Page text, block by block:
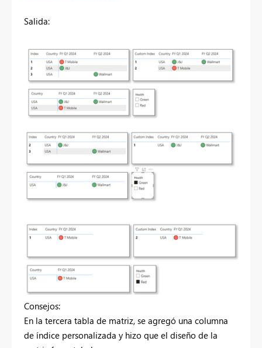
Salida:
Consejos:
En la tercera tabla de matriz, se agregó una columna
de índice personalizada y hizo que el diseño de la